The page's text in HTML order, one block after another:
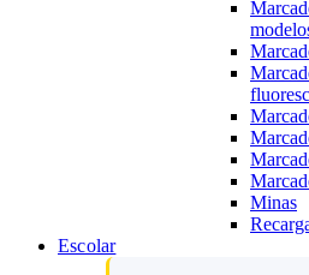
Minas
Escolar